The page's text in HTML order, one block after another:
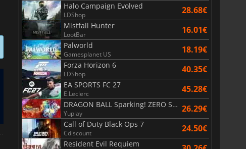
Halo Campaign Evolved
LDShop 28.68€
Mistfall Hunter
LootBar 16.01€
Palworld
Gamesplanet US 18.19€
Forza Horizon 6
LDShop 40.35€
EA SPORTS FC 27
E.Leclerc 45.28€
DRAGON BALL Sparking! ZERO Super Limit Breaking NEO
Yuplay 26.29€
Call of Duty Black Ops 7
Cdiscount 24.50€
Resident Evil Requiem